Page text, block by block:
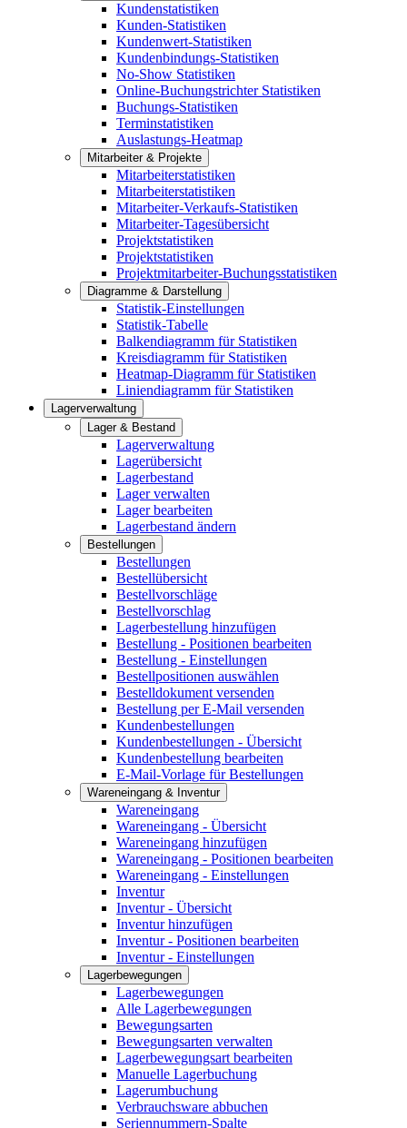
Kundenstatistiken
Kunden-Statistiken
Kundenwert-Statistiken
Kundenbindungs-Statistiken
No-Show Statistiken
Online-Buchungstrichter Statistiken
Buchungs-Statistiken
Terminstatistiken
Auslastungs-Heatmap
Mitarbeiter & Projekte
Mitarbeiterstatistiken
Mitarbeiterstatistiken
Mitarbeiter-Verkaufs-Statistiken
Mitarbeiter-Tagesübersicht
Projektstatistiken
Projektstatistiken
Projektmitarbeiter-Buchungsstatistiken
Diagramme & Darstellung
Statistik-Einstellungen
Statistik-Tabelle
Balkendiagramm für Statistiken
Kreisdiagramm für Statistiken
Heatmap-Diagramm für Statistiken
Liniendiagramm für Statistiken
Lagerverwaltung
Lager & Bestand
Lagerverwaltung
Lagerübersicht
Lagerbestand
Lager verwalten
Lager bearbeiten
Lagerbestand ändern
Bestellungen
Bestellungen
Bestellübersicht
Bestellvorschläge
Bestellvorschlag
Lagerbestellung hinzufügen
Bestellung - Positionen bearbeiten
Bestellung - Einstellungen
Bestellpositionen auswählen
Bestelldokument versenden
Bestellung per E-Mail versenden
Kundenbestellungen
Kundenbestellungen - Übersicht
Kundenbestellung bearbeiten
E-Mail-Vorlage für Bestellungen
Wareneingang & Inventur
Wareneingang
Wareneingang - Übersicht
Wareneingang hinzufügen
Wareneingang - Positionen bearbeiten
Wareneingang - Einstellungen
Inventur
Inventur - Übersicht
Inventur hinzufügen
Inventur - Positionen bearbeiten
Inventur - Einstellungen
Lagerbewegungen
Lagerbewegungen
Alle Lagerbewegungen
Bewegungsarten
Bewegungsarten verwalten
Lagerbewegungsart bearbeiten
Manuelle Lagerbuchung
Lagerumbuchung
Verbrauchsware abbuchen
Seriennummern-Spalte